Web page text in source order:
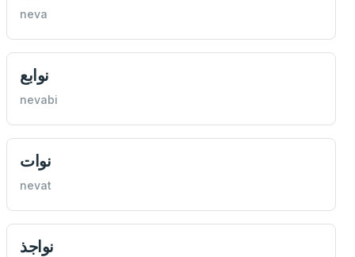
neva
نوابع
nevabi
نوات
nevat
نواجذ